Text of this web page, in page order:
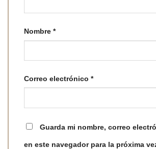
Nombre *
Correo electrónico *
Guarda mi nombre, correo
en este navegador para la próxima